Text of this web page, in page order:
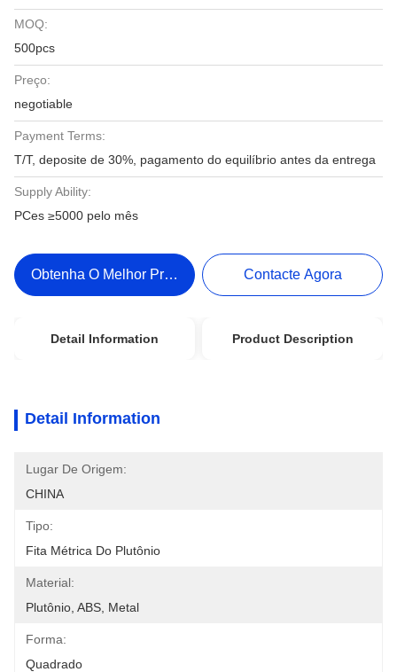
MOQ:
500pcs
Preço:
negotiable
Payment Terms:
T/T, deposite de 30%, pagamento do equilíbrio antes da entrega
Supply Ability:
PCes ≥5000 pelo mês
Obtenha O Melhor Preço Contacte Agora
Detail Information Product Description
Detail Information
Lugar De Origem:
CHINA
Tipo:
Fita Métrica Do Plutônio
Material:
Plutônio, ABS, Metal
Forma:
Quadrado